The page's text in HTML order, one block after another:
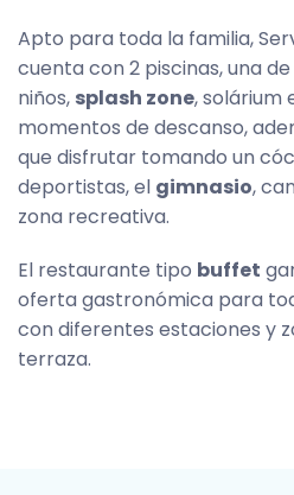
Apto para toda la familia,
cuenta con 2 piscinas, una
niños, splash zone, solárium
momentos de descanso,
que disfrutar tomando un
deportistas, el gimnasio,
zona recreativa.
El restaurante tipo buffet
oferta gastronómica para
con diferentes estaciones y
terraza.